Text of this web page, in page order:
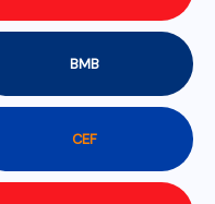
BMB
CEF